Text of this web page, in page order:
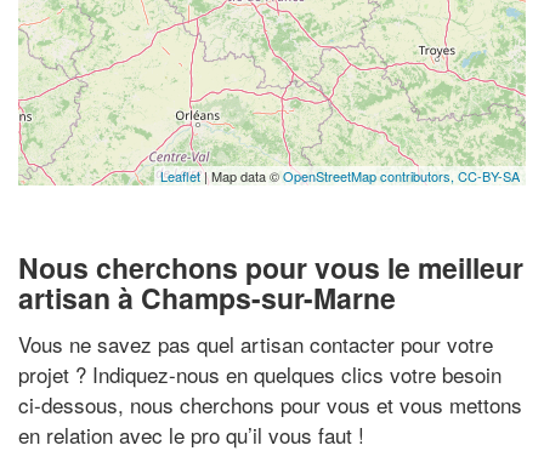
Leaflet| Map data ©OpenStreetMap contributors, CC-BY-SA
Nous cherchons pour vous le meilleur
artisan à Champs-sur-Marne
Vous ne savez pas quel artisan contacter pour votre
projet ? Indiquez-nous en quelques clics votre besoin
ci-dessous, nous cherchons pour vous et vous mettons
en relation avec le pro qu’il vous faut !